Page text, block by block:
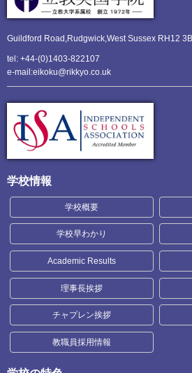
Guildford Road,Rudgwick,West Sussex RH12
tel: +44-(0)1403-822107
e-mail:eikoku@rikkyo.co.uk
学校情報
学校概要
学校早わかり
Academic Results
理事長挨拶
チャプレン挨拶
教職員採用情報